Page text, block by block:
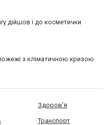
дійшов і до косметички
з кліматичною кризою
Здоров'я
Транспорт